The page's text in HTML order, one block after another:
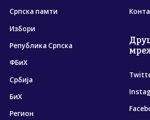
Српска памти
Избори
Република Српска
ФБиХ
Србија
БиХ
Регион